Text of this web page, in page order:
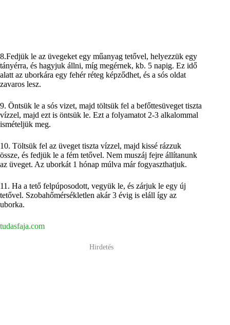
8.Fedjük le az üvegeket egy műanyag tetővel, helyezzük egy
tányérra, és hagyjuk állni, míg megérnek, kb. 5 napig. Ez idő
alatt az uborkára egy fehér réteg képződhet, és a sós oldat
zavaros lesz.
9. Öntsük le a sós vizet, majd töltsük fel a befőttesüveget tiszta
vízzel, majd ezt is öntsük le. Ezt a folyamatot 2-3 alkalommal
ismételjük meg.
10. Töltsük fel az üveget tiszta vízzel, majd kissé rázzuk
össze, és fedjük le a fém tetővel. Nem muszáj fejre állítanunk
az üveget. Az uborkát 1 hónap múlva már fogyaszthatjuk.
11. Ha a tető felpúposodott, vegyük le, és zárjuk le egy új
tetővel. Szobahőmérsékletlen akár 3 évig is eláll így az
uborka.
tudasfaja.com
Hirdetés